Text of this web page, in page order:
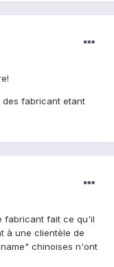
fabricant etant
fabricant fait ce qu'il
à une clientèle de
chinoises n'ont